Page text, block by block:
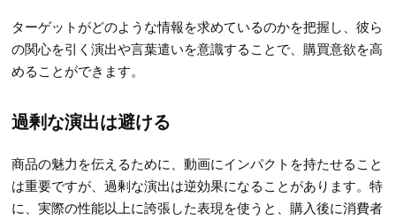
ターゲットがどのような情報を求めているのかを把握し、彼ら
の関心を引く演出や言葉遣いを意識することで、購買意欲を高
めることができます。
過剰な演出は避ける
商品の魅力を伝えるために、動画にインパクトを持たせること
は重要ですが、過剰な演出は逆効果になることがあります。特
に、実際の性能以上に誇張した表現を使うと、購入後に消費者